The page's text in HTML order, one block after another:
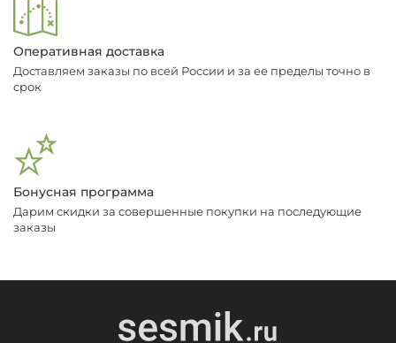
Оперативная доставка
Доставляем заказы по всей России и за ее пределы точно в
срок
Бонусная программа
Дарим скидки за совершенные покупки на последующие
заказы